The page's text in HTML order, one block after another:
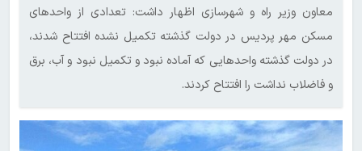
معاون وزیر راه و شهرسازی اظهار داشت: تعدادی از واحدهای
مسکن مهر پردیس در دولت گذشته تکمیل نشده افتتاح شدند،
در دولت گذشته واحدهایی که آماده نبود و تکمیل نبود و آب، برق
و فاضلاب نداشت را افتتاح کردند.